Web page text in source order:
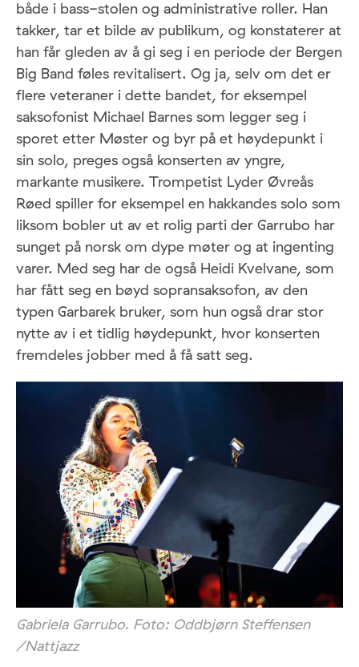
både i bass-stolen og administrative roller. Han
takker, tar et bilde av publikum, og konstaterer at
han får gleden av å gi seg i en periode der Bergen
Big Band føles revitalisert. Og ja, selv om det er
flere veteraner i dette bandet, for eksempel
saksofonist Michael Barnes som legger seg i
sporet etter Møster og byr på et høydepunkt i
sin solo, preges også konserten av yngre,
markante musikere. Trompetist Lyder Øvreås
Røed spiller for eksempel en hakkandes solo som
liksom bobler ut av et rolig parti der Garrubo har
sunget på norsk om dype møter og at ingenting
varer. Med seg har de også Heidi Kvelvane, som
har fått seg en bøyd sopransaksofon, av den
typen Garbarek bruker, som hun også drar stor
nytte av i et tidlig høydepunkt, hvor konserten
fremdeles jobber med å få satt seg.
Gabriela Garrubo. Foto: Oddbjørn Steffensen
/Nattjazz